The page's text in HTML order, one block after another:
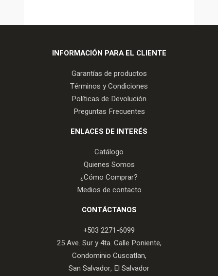
INFORMACIÓN PARA EL CLIENTE
Garantías de productos
Términos y Condiciones
Políticas de Devolución
Preguntas Frecuentes
ENLACES DE INTERÉS
Catálogo
Quienes Somos
¿Cómo Comprar?
Medios de contacto
CONTÁCTANOS
+503 2271-6099
25 Ave. Sur y 4ta. Calle Poniente,
Condominio Cuscatlan,
San Salvador, El Salvador